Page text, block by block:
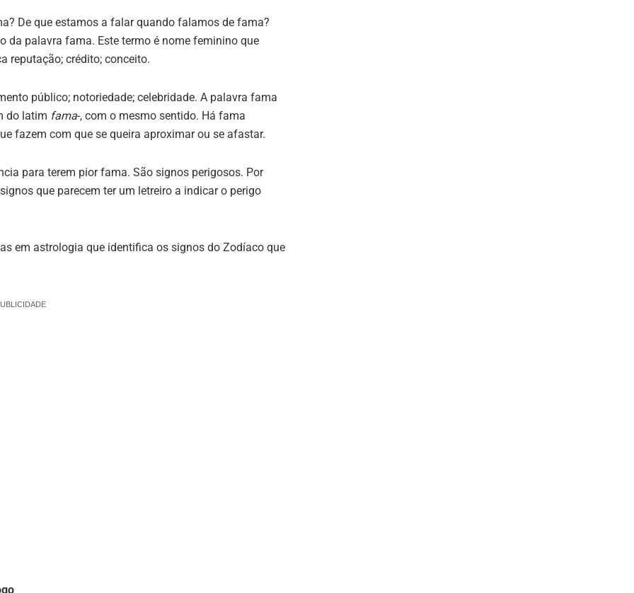
De que estamos a falar quando falamos de fama?
da palavra fama. Este termo é nome feminino que
reputação; crédito; conceito.
público; notoriedade; celebridade. A palavra fama
do latim fama-, com o mesmo sentido. Há fama
fazem com que se queira aproximar ou se afastar.
para terem pior fama. São signos perigosos. Por
que parecem ter um letreiro a indicar o perigo
em astrologia que identifica os signos do Zodíaco que